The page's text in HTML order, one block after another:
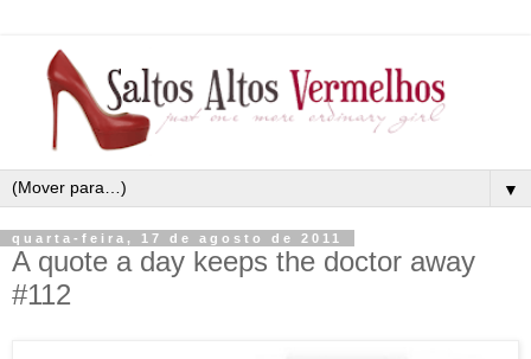
▼
quarta-feira, 17 de agosto de 2011
A quote a day keeps the doctor away
#112